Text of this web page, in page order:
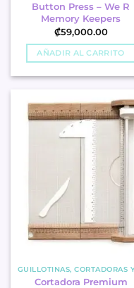
Button Press – We R
Memory Keepers
₡59,000.00
AÑADIR AL CARRITO
Cortadora Premium